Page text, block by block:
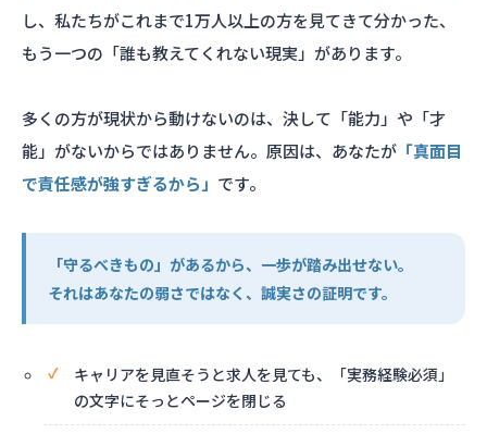
し、私たちがこれまで1万人以上の方を見てきて分かった、
もう一つの「誰も教えてくれない現実」があります。
多くの方が現状から動けないのは、決して「能力」や「才
能」がないからではありません。原因は、あなたが 「真面目
で責任感が強すぎるから」 です。
「守るべきもの」があるから、一歩が踏み出せない。
それはあなたの弱さではなく、誠実さの証明です。
キャリアを見直そうと求人を見ても、「実務経験必須」
の文字にそっとページを閉じる